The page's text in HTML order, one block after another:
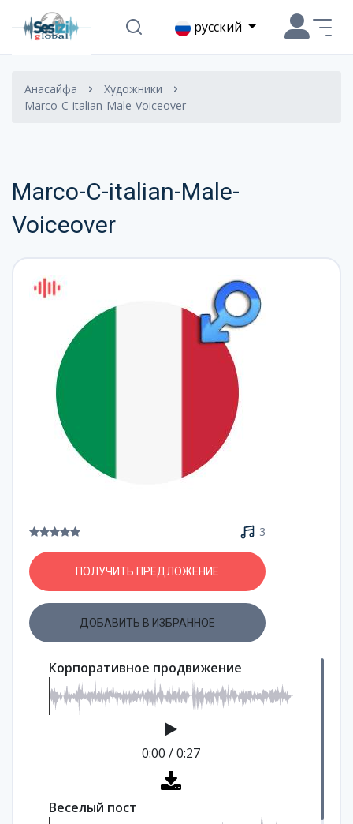
русский
Анасайфа
Художники
Marco-C-italian-Male-Voiceover
Marco-C-italian-Male-
Voiceover
3
ПОЛУЧИТЬ ПРЕДЛОЖЕНИЕ
ДОБАВИТЬ В ИЗБРАННОЕ
Корпоративное продвижение
0:00 /0:27
Веселый пост